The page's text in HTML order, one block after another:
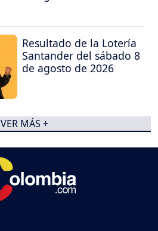
Resultado de la Lotería
Santander del sábado 8
de agosto de 2026
VER MÁS +